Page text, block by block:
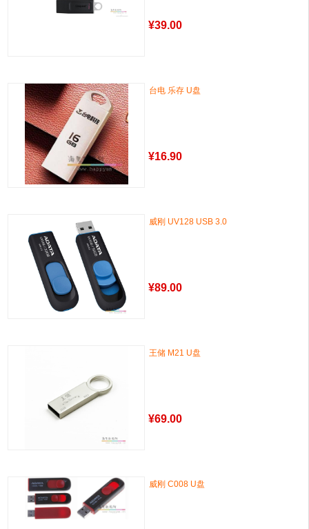
¥39.00
台电 乐存 U盘
¥16.90
威刚 UV128 USB 3.0
¥89.00
王储 M21 U盘
¥69.00
威刚 C008 U盘